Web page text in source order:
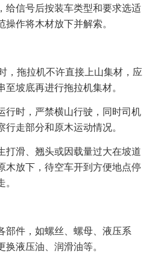
给信号后按装车类型和要求选适
作将木材放下并解索。
，拖拉机不许直接上山集材，应
坡底再进行拖拉机集材。
行时，严禁横山行驶，同时司机
走部分和原木运动情况。
打滑、翘头或因载量过大在坡道
木放下，待空车开到方便地点停
部件，如螺丝、螺母、液压系
液压油、润滑油等。